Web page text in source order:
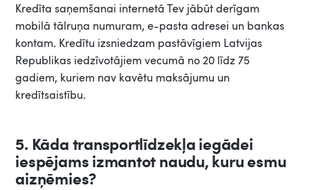
Kredīta saņemšanai internetā Tev jābūt derīgam
mobilā tālruņa numuram, e-pasta adresei un bankas
kontam. Kredītu izsniedzam pastāvīgiem Latvijas
Republikas iedzīvotājiem vecumā no 20 līdz 75
gadiem, kuriem nav kavētu maksājumu un
kredītsaistību.
5. Kāda transportlīdzekļa iegādei
iespējams izmantot naudu, kuru esmu
aizņēmies?